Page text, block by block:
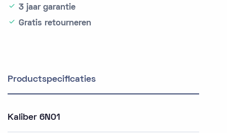
3 jaar garantie
Gratis retourneren
Productspecificaties
Kaliber 6N01